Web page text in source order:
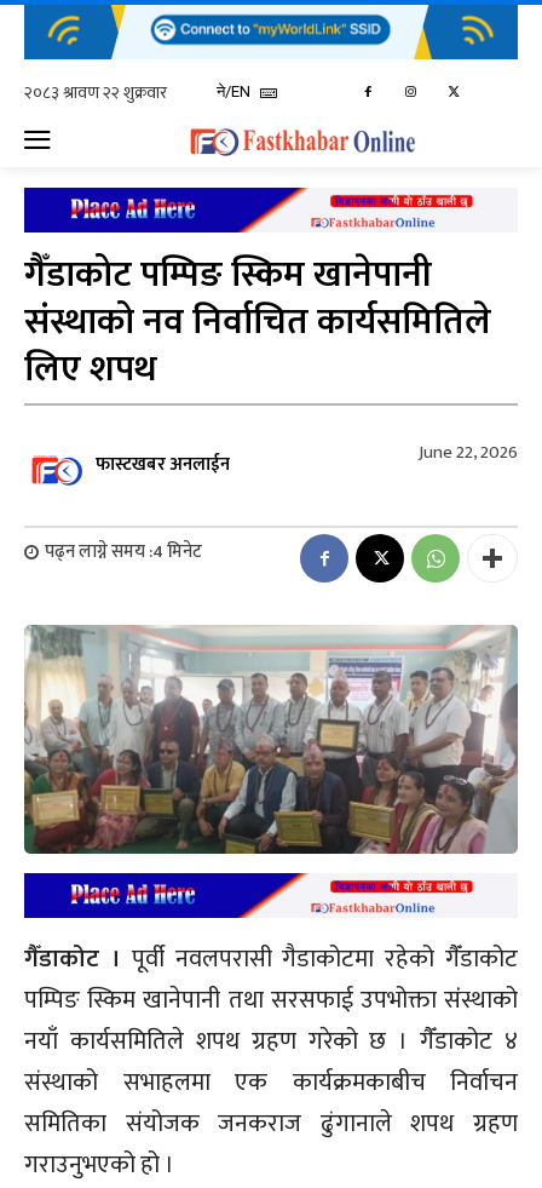
ने/EN
गैँडाकोट पम्पिङ स्किम खानेपानी
संंस्थाको नव निर्वाचित कार्यसमितिले
लिए शपथ
फास्टखबर अनलाईन June 22, 2026
पढ्न लाग्ने समय :4मिनेट
गैँडाकोट । पूर्वी नवलपरासी गैडाकोटमा रहेको गैँडाकोट
पम्पिङ स्किम खानेपानी तथा सरसफाई उपभोक्ता संंस्थाको
नयाँ कार्यसमितिले शपथ ग्रहण गरेको छ । गैँडाकोट ४
संस्थाको सभाहलमा एक कार्यक्रमकाबीच निर्वाचन
समितिका संयोजक जनकराज ढुंगानाले शपथ ग्रहण
गराउनुभएको हो ।